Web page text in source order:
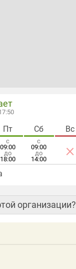
Пт
с
09:00
до
18:00
Сб
с
09:00
до
14:00
Вс
×
организации?